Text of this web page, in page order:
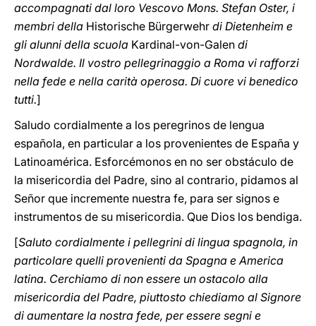
accompagnati dal loro Vescovo Mons. Stefan Oster, i
membri della Historische Bürgerwehr di Dietenheim e
gli alunni della scuola Kardinal-von-Galen di
Nordwalde. Il vostro pellegrinaggio a Roma vi rafforzi
nella fede e nella carità operosa. Di cuore vi benedico
tutti.]
Saludo cordialmente a los peregrinos de lengua
española, en particular a los provenientes de España y
Latinoamérica. Esforcémonos en no ser obstáculo de
la misericordia del Padre, sino al contrario, pidamos al
Señor que incremente nuestra fe, para ser signos e
instrumentos de su misericordia. Que Dios los bendiga.
[Saluto cordialmente i pellegrini di lingua spagnola, in
particolare quelli provenienti da Spagna e America
latina. Cerchiamo di non essere un ostacolo alla
misericordia del Padre, piuttosto chiediamo al Signore
di aumentare la nostra fede, per essere segni e